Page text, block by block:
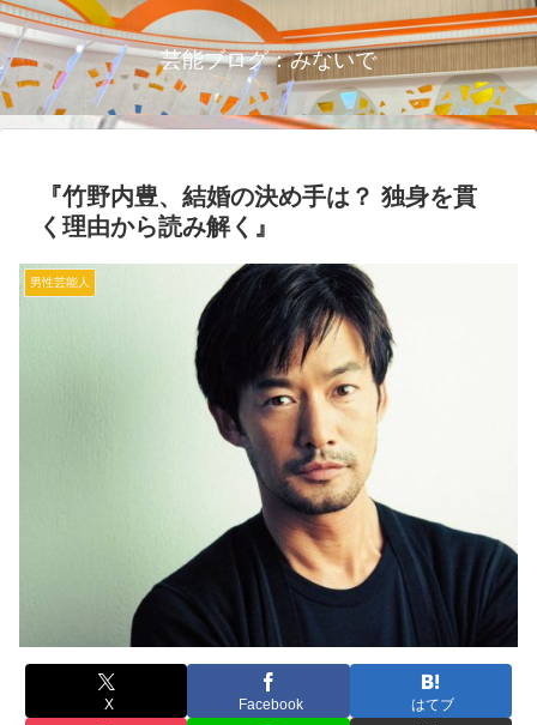
芸能ブログ：みないで
『竹野内豊、結婚の決め手は？ 独身を貫
く理由から読み解く』
男性芸能人
X Facebook はてブ